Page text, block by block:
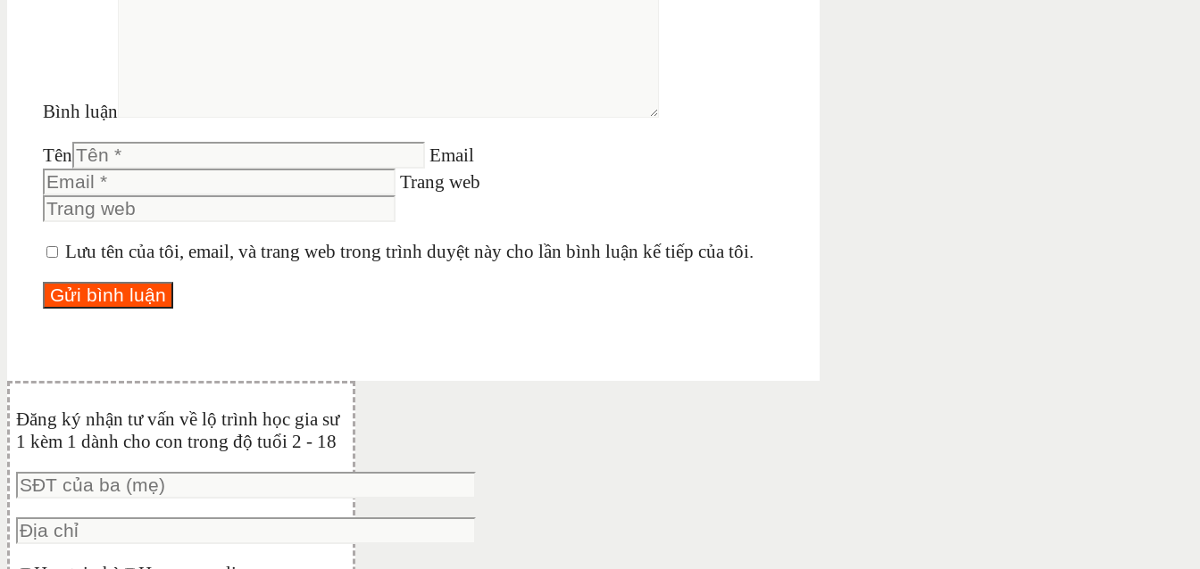
Bình luận
Tên
Email
Trang web
Lưu tên của tôi, email, và trang web trong trình duyệt này cho lần bình luận kế tiếp của tôi.
Đăng ký nhận tư vấn về lộ trình học gia sư
1 kèm 1 dành cho con trong độ tuổi 2 - 18